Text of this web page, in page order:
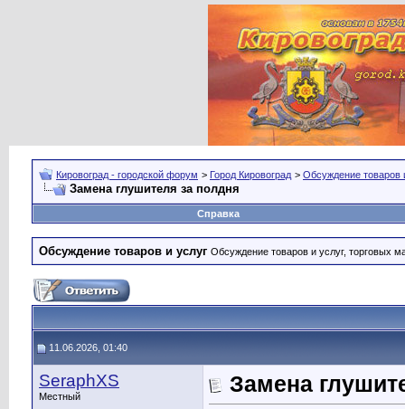
Кировоград - городской форум > Город Кировоград > Обсуждение товаров
Замена глушителя за полдня
Справка
Обсуждение товаров и услуг Обсуждение товаров и услуг, торговых
11.06.2026, 01:40
SeraphXS
Местный
Замена